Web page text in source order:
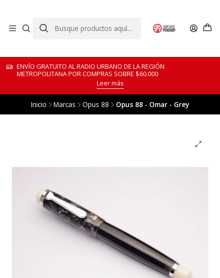
ENVÍO GRATUITO AL RADIO URBANO DE LA REGIÓN
METROPOLITANA POR COMPRAS SOBRE $60.000
Leer más
Inicio Marcas Opus 88 Opus 88 - Omar - Grey